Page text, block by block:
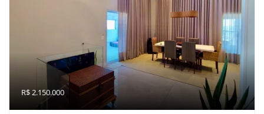
R$ 2.150.000